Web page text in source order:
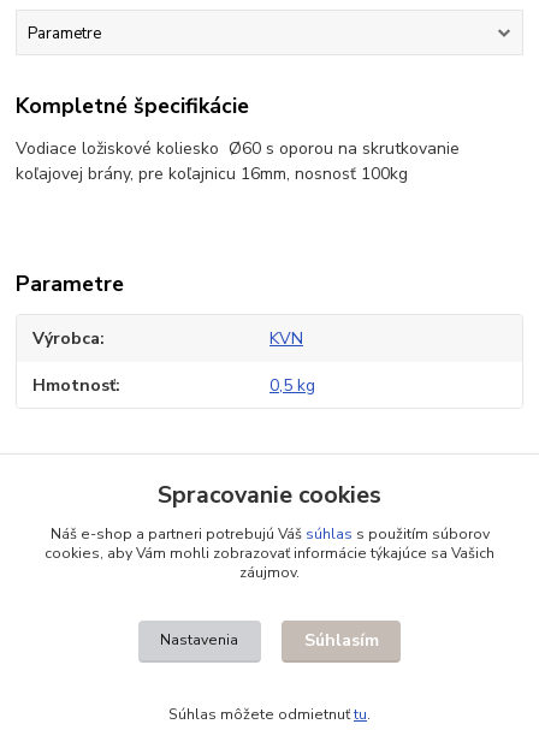
Parametre
Kompletné špecifikácie
Vodiace ložiskové koliesko Ø60 s oporou na skrutkovanie
koľajovej brány, pre koľajnicu 16mm, nosnosť 100kg
Parametre
Výrobca KVN
Hmotnosť 0,5 kg
Tovar zaradený v kategóriách
Príslušenstvo pre brány
Pohony pre posuvné brány
Spracovanie cookies
Náš e-shop a partneri potrebujú Váš súhlas s použitím súborov
cookies, aby Vám mohli zobrazovať informácie týkajúce sa Vašich
záujmov.
Nastavenia Súhlasím
Súhlas môžete odmietnuťtu.